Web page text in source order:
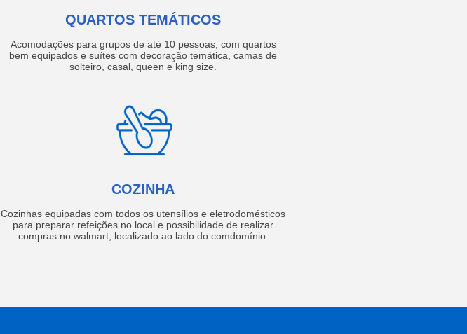
QUARTOS TEMÁTICOS
Acomodações para grupos de até 10 pessoas, com quartos
bem equipados e suítes com decoração temática, camas de
solteiro, casal, queen e king size.
COZINHA
Cozinhas equipadas com todos os utensílios e eletrodomésticos
para preparar refeições no local e possibilidade de realizar
compras no walmart, localizado ao lado do comdomínio.